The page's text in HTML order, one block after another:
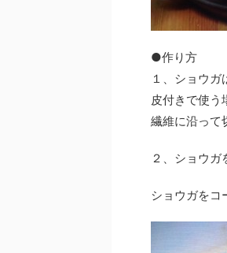
●作り方
１、ショウガ
皮付きで使う
繊維に沿って
２、ショウガ
ショウガをコ